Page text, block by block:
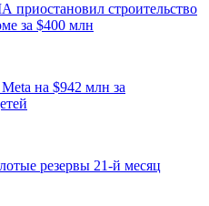
строительство
за $400 млн
на $942 млн за
резервы 21-й месяц